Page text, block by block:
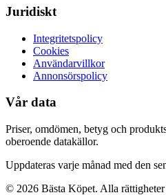
Juridiskt
Integritetspolicy
Cookies
Användarvillkor
Annonsörspolicy
Vår data
Priser, omdömen, betyg och
oberoende datakällor.
Uppdateras varje månad med den
© 2026 Bästa Köpet. Alla